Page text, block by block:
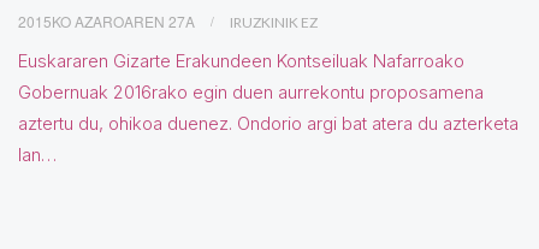
2015KO AZAROAREN 27A IRUZKINIK EZ
Euskararen Gizarte Erakundeen Kontseiluak Nafarroako
Gobernuak 2016rako egin duen aurrekontu proposamena
aztertu du, ohikoa duenez. Ondorio argi bat atera du azterketa
lan…